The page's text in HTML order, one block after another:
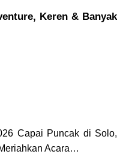
Keren & Banyak
Capai Puncak di Solo,
Acara…